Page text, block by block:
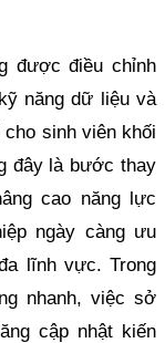
được điều chỉnh
năng dữ liệu và
sinh viên khối
đây là bước thay
cao năng lực
ngày càng ưu
lĩnh vực. Trong
nhanh, việc sở
cập nhật kiến